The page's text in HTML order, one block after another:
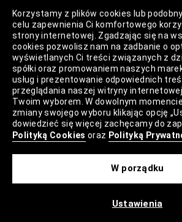
Korzystamy z plików cookies lub
celu zapewnienia Ci komfortowego
strony internetowej. Zgadzając się na
cookies pozwolisz nam na zadbanie o
wyświetlanych Ci treści związanych z
spółki oraz promowaniem naszych
usług i prezentowanie odpowiednich
przeglądania naszej witryny
Twoim wyborem. W dowolnym
zmiany swojego wyboru klikając opcję
dowiedzieć się więcej zachęcamy do
Polityką Cookies oraz Polityką
Ustawienia
W porządku
Regulamin akcji promocyjnej –
rabatowy 99%
Polityka Prywatności
Polityka Plików Cookies
Lista Plików Cookies
Lista Zaufanych Partnerów
Ustawienia Cookies